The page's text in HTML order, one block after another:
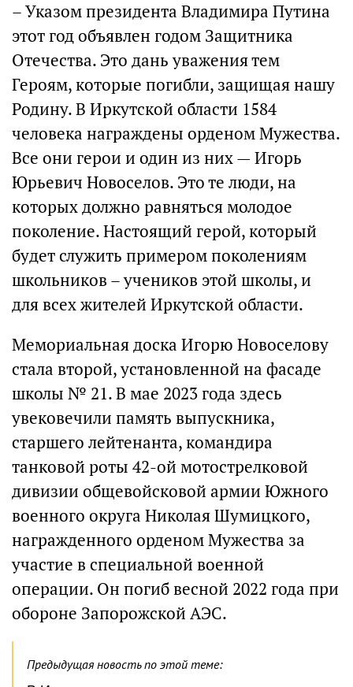
– Указом президента Владимира Путина
этот год объявлен годом Защитника
Отечества. Это дань уважения тем
Героям, которые погибли, защищая нашу
Родину. В Иркутской области 1584
человека награждены орденом Мужества.
Все они герои и один из них — Игорь
Юрьевич Новоселов. Это те люди, на
которых должно равняться молодое
поколение. Настоящий герой, который
будет служить примером поколениям
школьников – учеников этой школы, и
для всех жителей Иркутской области.
Мемориальная доска Игорю Новоселову
стала второй, установленной на фасаде
школы № 21. В мае 2023 года здесь
увековечили память выпускника,
старшего лейтенанта, командира
танковой роты 42-ой мотострелковой
дивизии общевойсковой армии Южного
военного округа Николая Шумицкого,
награжденного орденом Мужества за
участие в специальной военной
операции. Он погиб весной 2022 года при
обороне Запорожской АЭС.
Предыдущая новость по этой теме: